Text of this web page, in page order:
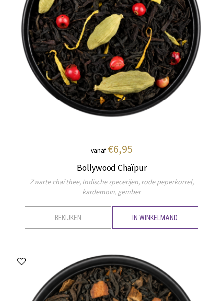
vanaf €6,95
Bollywood Chaïpur
Zwarte chaï thee, Indische specerijen, rode peperkorrel,
kardemom, gember
BEKIJKEN IN WINKELMAND